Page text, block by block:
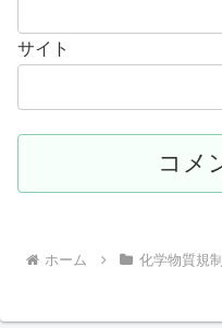
サイト
ホーム 化学物質規制